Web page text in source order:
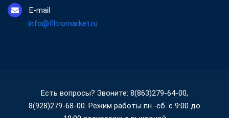
E-mail
info@filtromarket.ru
Есть вопросы? Звоните: 8(863)279-64-00,
8(928)279-68-00. Режим работы пн.-сб. с 9:00 до